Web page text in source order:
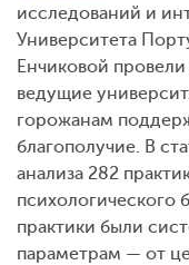
исследований и
Университета
Енчиковой
ведущие
горожанам
благополучие. В
анализа 282
психологического
практики были
параметрам — от